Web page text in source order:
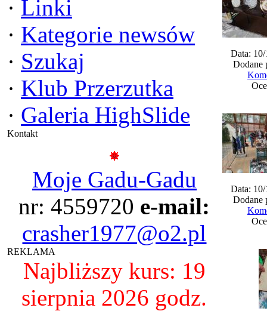
· Linki
· Kategorie newsów
· Szukaj
· Klub Przerzutka
· Galeria HighSlide
Kontakt
Moje Gadu-Gadu
nr: 4559720 e-mail:
crasher1977@o2.pl
REKLAMA
Najbliższy kurs: 19
sierpnia 2026 godz.
Data:
Dodane
Data:
Dodane